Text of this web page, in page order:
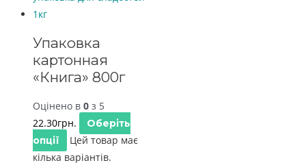
Упаковка
картонная
«Книга» 800г
Оцінено в 0 з 5
22.30грн.
Оберіть
опції
Цей товар має
кілька варіантів.